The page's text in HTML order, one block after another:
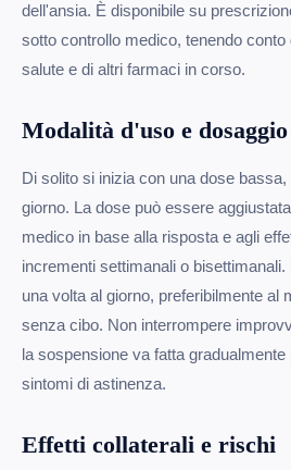
dell'ansia. È disponibile su
sotto controllo medico, tenendo
salute e di altri farmaci in corso.
Modalità d'uso e dosaggio
Di solito si inizia con una dose
giorno. La dose può essere
medico in base alla risposta e agli
incrementi settimanali o
una volta al giorno, preferibilmente al
senza cibo. Non interrompere
la sospensione va fatta
sintomi di astinenza.
Effetti collaterali e rischi